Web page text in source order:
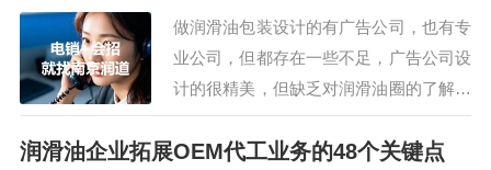
会还安排了参观车油尿素液领导品
牌，占地195亩的可兰素工厂，特
种润滑脂企业，占…
做润滑油包装设计的有广告公司，也有专
业公司，但都存在一些不足，广告公司设
计的很精美，但缺乏对润滑油圈的了解，
设计的产品叫好不叫卖；而专注于做润滑
油包装设计的公司，却拘于行业跳不出
润滑油企业拓展OEM代工业务的48个关键点